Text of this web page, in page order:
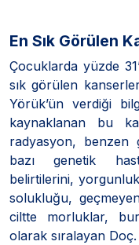
En Sık Görülen
Çocuklarda yüzde
sık görülen
Yörük’ün verdiği
kaynaklanan bu
radyasyon, benzen
bazı genetik
belirtilerini,
solukluğu,
ciltte morluklar,
olarak sıralayan Doç.